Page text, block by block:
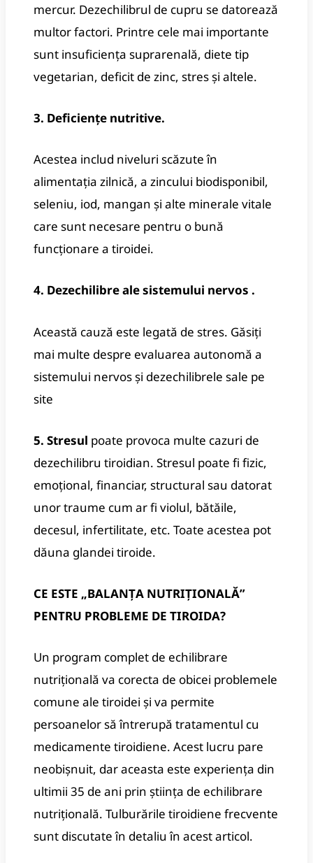
mercur. Dezechilibrul de cupru se datorează
multor factori. Printre cele mai importante
sunt insuficiența suprarenală, diete tip
vegetarian, deficit de zinc, stres și altele.
3. Deficiențe nutritive.
Acestea includ niveluri scăzute în
alimentația zilnică, a zincului biodisponibil,
seleniu, iod, mangan și alte minerale vitale
care sunt necesare pentru o bună
funcționare a tiroidei.
4. Dezechilibre ale sistemului nervos .
Această cauză este legată de stres. Găsiți
mai multe despre evaluarea autonomă a
sistemului nervos și dezechilibrele sale pe
site
5. Stresul poate provoca multe cazuri de
dezechilibru tiroidian. Stresul poate fi fizic,
emoțional, financiar, structural sau datorat
unor traume cum ar fi violul, bătăile,
decesul, infertilitate, etc. Toate acestea pot
dăuna glandei tiroide.
CE ESTE „BALANȚA NUTRIȚIONALĂ”
PENTRU PROBLEME DE TIROIDA?
Un program complet de echilibrare
nutrițională va corecta de obicei problemele
comune ale tiroidei și va permite
persoanelor să întrerupă tratamentul cu
medicamente tiroidiene. Acest lucru pare
neobișnuit, dar aceasta este experiența din
ultimii 35 de ani prin știința de echilibrare
nutrițională. Tulburările tiroidiene frecvente
sunt discutate în detaliu în acest articol.